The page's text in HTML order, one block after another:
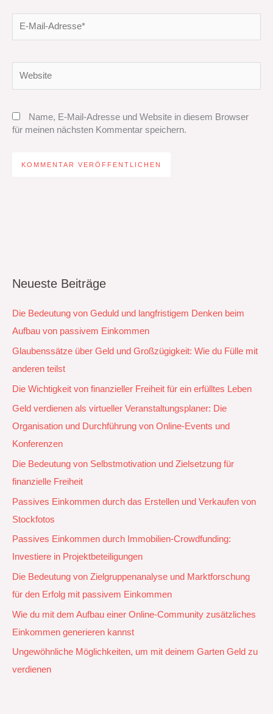
Mail-
Name, E-Mail-Adresse und Website in diesem Browser
für meinen nächsten Kommentar speichern.
Neueste Beiträge
Die Bedeutung von Geduld und langfristigem Denken beim
Aufbau von passivem Einkommen
Glaubenssätze über Geld und Großzügigkeit: Wie du Fülle mit
anderen teilst
Die Wichtigkeit von finanzieller Freiheit für ein erfülltes Leben
Geld verdienen als virtueller Veranstaltungsplaner: Die
Organisation und Durchführung von Online-Events und
Konferenzen
Die Bedeutung von Selbstmotivation und Zielsetzung für
finanzielle Freiheit
Passives Einkommen durch das Erstellen und Verkaufen von
Stockfotos
Passives Einkommen durch Immobilien-Crowdfunding:
Investiere in Projektbeteiligungen
Die Bedeutung von Zielgruppenanalyse und Marktforschung
für den Erfolg mit passivem Einkommen
Wie du mit dem Aufbau einer Online-Community zusätzliches
Einkommen generieren kannst
Ungewöhnliche Möglichkeiten, um mit deinem Garten Geld zu
verdienen